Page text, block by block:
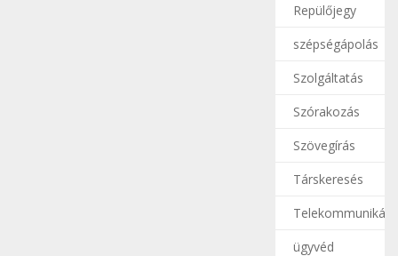
Repülőjegy
szépségápolás
Szolgáltatás
Szórakozás
Szövegírás
Társkeresés
ügyvéd